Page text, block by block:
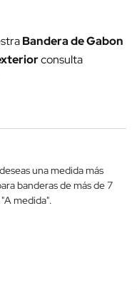
Bandera de Gabon
consulta
una medida más
banderas de más de 7
medida".